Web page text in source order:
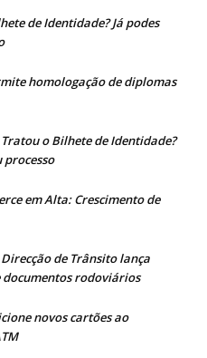
de Identidade? Já podes
homologação de diplomas
Tratou o Bilhete de Identidade?
processo
em Alta: Crescimento de
Direcção de Trânsito lança
rodoviários
novos cartões ao